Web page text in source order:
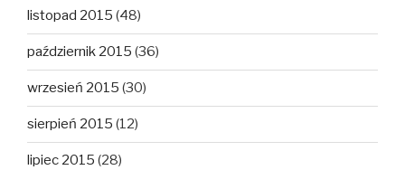
listopad 2015 (48)
październik 2015 (36)
wrzesień 2015 (30)
sierpień 2015 (12)
lipiec 2015 (28)